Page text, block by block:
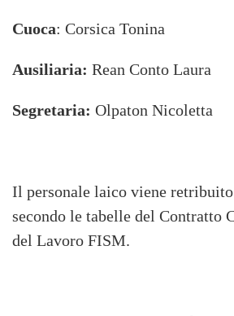
Cuoca: Corsica Tonina
Ausiliaria: Rean Conto Laura
Segretaria: Olpaton Nicoletta
Il personale laico viene
secondo le tabelle del Contratto
del Lavoro FISM.